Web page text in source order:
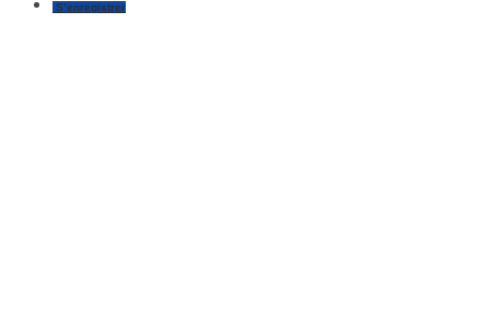
S’enregistrer